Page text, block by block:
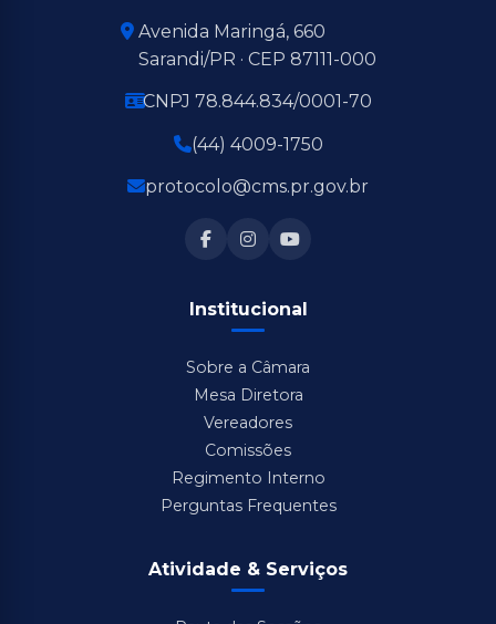
Avenida Maringá, 660
Sarandi/PR · CEP 87111-000
CNPJ 78.844.834/0001-70
(44) 4009-1750
protocolo@cms.pr.gov.br
Institucional
Sobre a Câmara
Mesa Diretora
Vereadores
Comissões
Regimento Interno
Perguntas Frequentes
Atividade & Serviços